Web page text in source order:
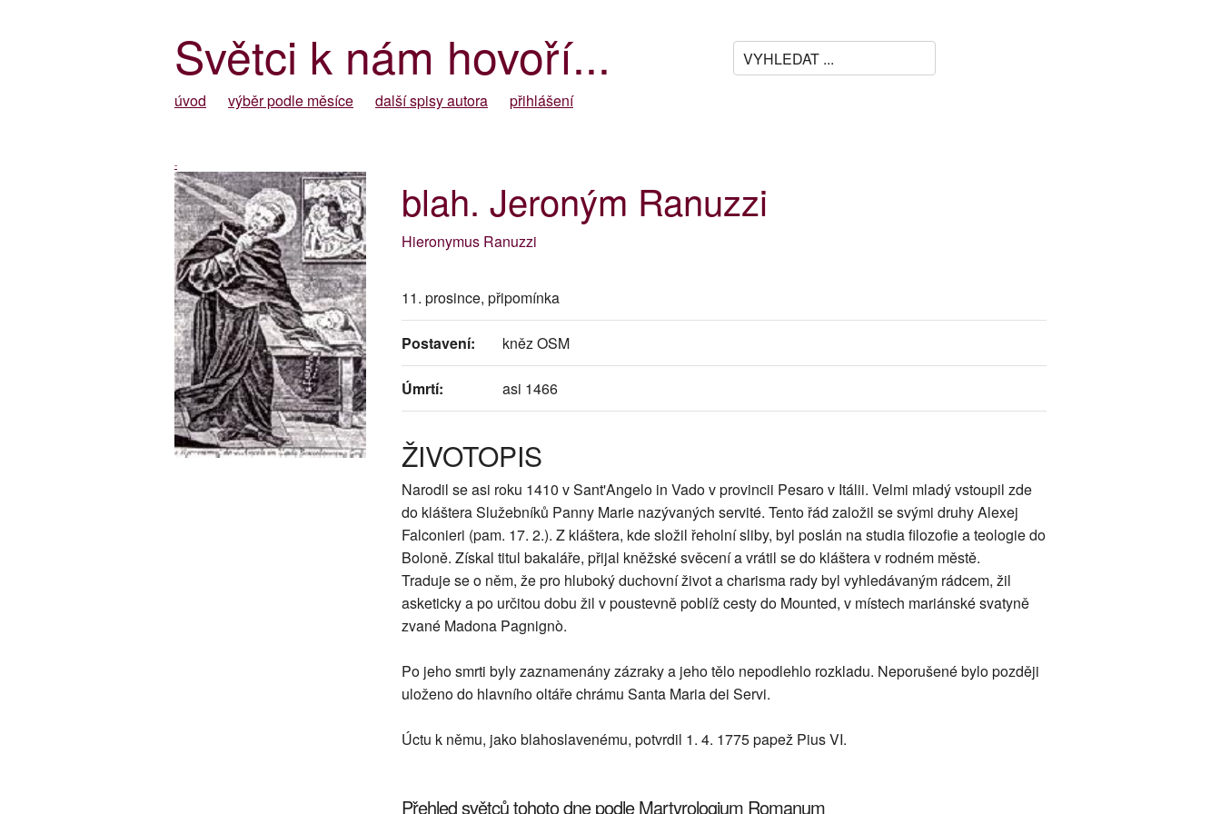
Světci k nám hovoří...
úvod výběr podle měsíce další spisy autora přihlášení
-
blah. Jeroným Ranuzzi
Hieronymus Ranuzzi
11. prosince, připomínka
Postavení: kněz OSM
Úmrtí: asi 1466
ŽIVOTOPIS
Narodil se asi roku 1410 v Sant'Angelo in Vado v provincii Pesaro v Itálii. Velmi mladý vstoupil zde
do kláštera Služebníků Panny Marie nazývaných servité. Tento řád založil se svými druhy Alexej
Falconieri (pam. 17. 2.). Z kláštera, kde složil řeholní sliby, byl poslán na studia filozofie a teologie do
Boloně. Získal titul bakaláře, přijal kněžské svěcení a vrátil se do kláštera v rodném městě.
Traduje se o něm, že pro hluboký duchovní život a charisma rady byl vyhledávaným rádcem, žil
asketicky a po určitou dobu žil v poustevně poblíž cesty do Mounted, v místech mariánské svatyně
zvané Madona Pagnignò.
Po jeho smrti byly zaznamenány zázraky a jeho tělo nepodlehlo rozkladu. Neporušené bylo později
uloženo do hlavního oltáře chrámu Santa Maria dei Servi.
Úctu k němu, jako blahoslavenému, potvrdil 1. 4. 1775 papež Pius VI.
Přehled světců tohoto dne podle Martyrologium Romanum